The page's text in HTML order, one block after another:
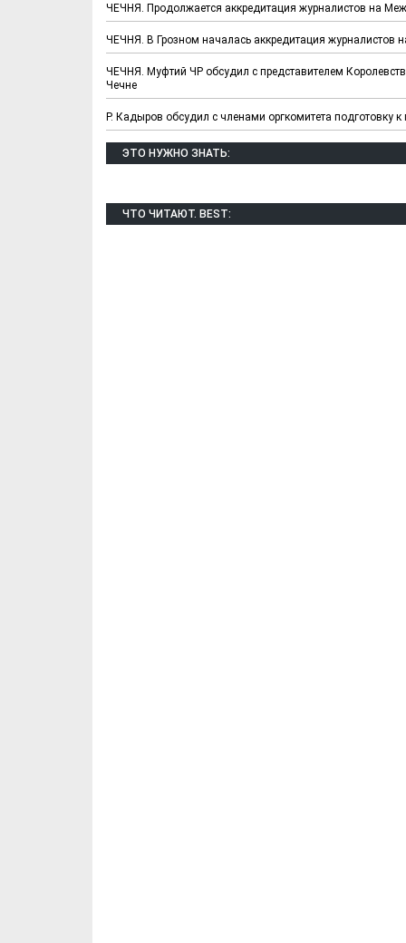
ЧЕЧНЯ. Продолжается аккредитация журналистов на
ЧЕЧНЯ. В Грозном началась аккредитация
ЧЕЧНЯ. Муфтий ЧР обсудил с представителем
Чечне
Р. Кадыров обсудил с членами оргкомитета
ЭТО НУЖНО ЗНАТЬ:
ЧТО ЧИТАЮТ. BEST: